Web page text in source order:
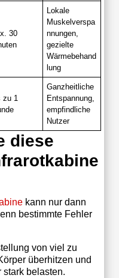
30
Lokale
Muskelverspa
nnungen,
gezielte
Wärmebehand
lung
zu 1
Ganzheitliche
Entspannung,
empfindliche
Nutzer
diese
kann nur dann
bestimmte Fehler
von viel zu
überhitzen und
belasten.